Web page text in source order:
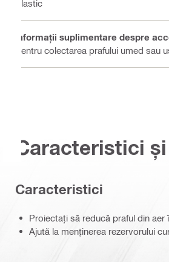
Plastic
Informaţii suplimentare despre
Pentru colectarea prafului umed sau
Caracteristici
Caracteristici
Proiectați să reducă praful din aer
Ajută la menținerea rezervorului